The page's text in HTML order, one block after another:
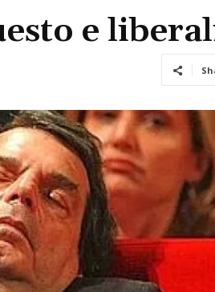
e